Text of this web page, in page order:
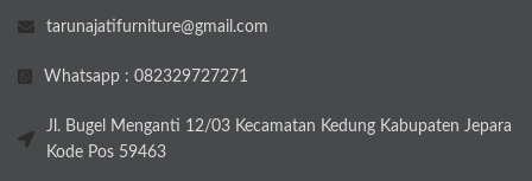
tarunajatifurniture@gmail.com
Whatsapp : 082329727271
Jl. Bugel Menganti 12/03 Kecamatan Kedung Kabupaten Jepara
Kode Pos 59463